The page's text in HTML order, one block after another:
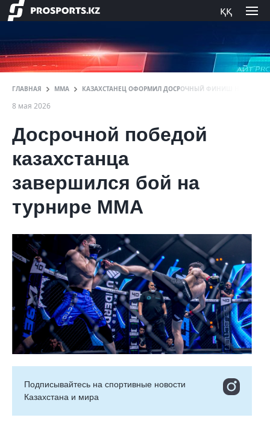
ққ
ГЛАВНАЯ ММА КАЗАХСТАНЕЦ ОФОРМИЛ ДОСРОЧНЫЙ ФИНИШ НА
8 мая 2026
Досрочной победой
казахстанца
завершился бой на
турнире ММА
Подписывайтесь на cпортивные новости
Казахстана и мира